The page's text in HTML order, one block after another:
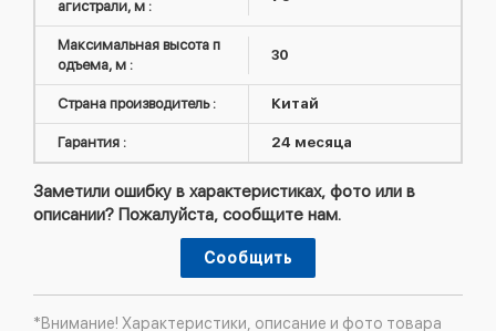
агистрали, м :
Максимальная высота п
одъема, м :
30
Страна производитель : Китай
Гарантия : 24 месяца
Заметили ошибку в характеристиках, фото или в
описании? Пожалуйста, сообщите нам.
Сообщить
*Внимание! Характеристики, описание и фото товара